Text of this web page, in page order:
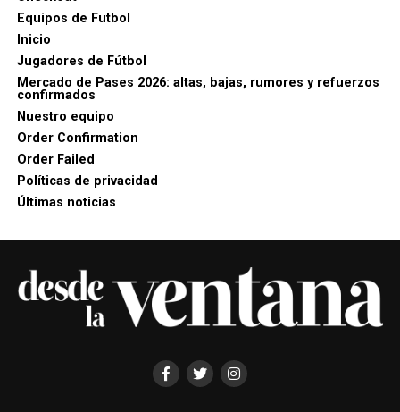
Equipos de Futbol
Inicio
Jugadores de Fútbol
Mercado de Pases 2026: altas, bajas, rumores y refuerzos
confirmados
Nuestro equipo
Order Confirmation
Order Failed
Políticas de privacidad
Últimas noticias